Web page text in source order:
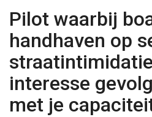
Pilot waarbij
handhaven op
interesse
met je